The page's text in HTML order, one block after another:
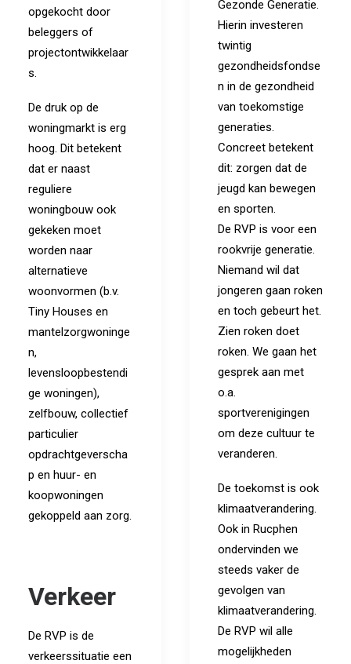
opgekocht door
beleggers of
projectontwikkelaar
s.
De druk op de
woningmarkt is erg
hoog. Dit betekent
dat er naast
reguliere
woningbouw ook
gekeken moet
worden naar
alternatieve
woonvormen (b.v.
Tiny Houses en
mantelzorgwoninge
n,
levensloopbestendi
ge woningen),
zelfbouw, collectief
particulier
opdrachtgeverscha
p en huur- en
koopwoningen
gekoppeld aan zorg.
Verkeer
De RVP is de
verkeerssituatie een
Gezonde Generatie.
Hierin investeren
twintig
gezondheidsfondse
n in de gezondheid
van toekomstige
generaties.
Concreet betekent
dit: zorgen dat de
jeugd kan bewegen
en sporten.
De RVP is voor een
rookvrije generatie.
Niemand wil dat
jongeren gaan roken
en toch gebeurt het.
Zien roken doet
roken. We gaan het
gesprek aan met
o.a.
sportverenigingen
om deze cultuur te
veranderen.
De toekomst is ook
klimaatverandering.
Ook in Rucphen
ondervinden we
steeds vaker de
gevolgen van
klimaatverandering.
De RVP wil alle
mogelijkheden